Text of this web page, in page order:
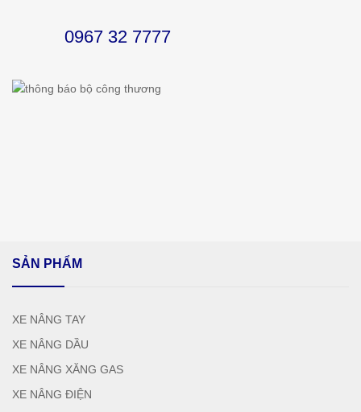
0967 32 7777
SẢN PHẨM
XE NÂNG TAY
XE NÂNG DẦU
XE NÂNG XĂNG GAS
XE NÂNG ĐIỆN